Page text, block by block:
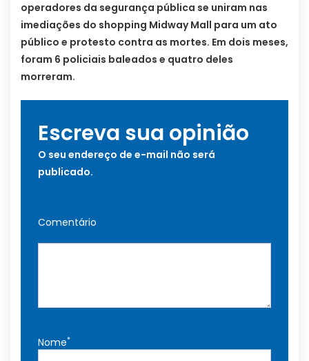
operadores da segurança pública se uniram nas
imediações do shopping Midway Mall para um ato
público e protesto contra as mortes. Em dois meses,
foram 6 policiais baleados e quatro deles
morreram.
Escreva sua opinião
O seu endereço de e-mail não será
publicado.
Comentário
Nome*